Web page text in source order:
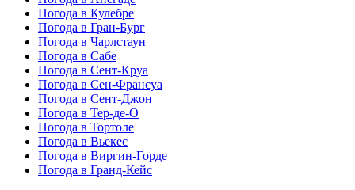
Погода в Кулебре
Погода в Гран-Бург
Погода в Чарлстаун
Погода в Сабе
Погода в Сент-Круа
Погода в Сен-Франсуа
Погода в Сент-Джон
Погода в Тер-де-О
Погода в Тортоле
Погода в Вьекес
Погода в Виргин-Горде
Погода в Гранд-Кейс